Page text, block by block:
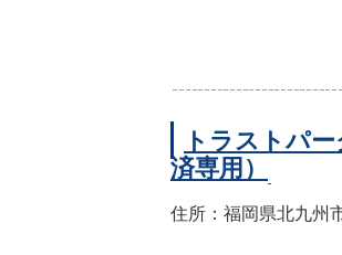
トラストパ
済専用）
住所：福岡県北九州